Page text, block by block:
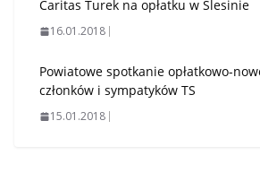
Caritas Turek na opłatku w Ślesinie
16.01.2018
Powiatowe spotkanie opłatkowo-
członków i sympatyków TS
15.01.2018